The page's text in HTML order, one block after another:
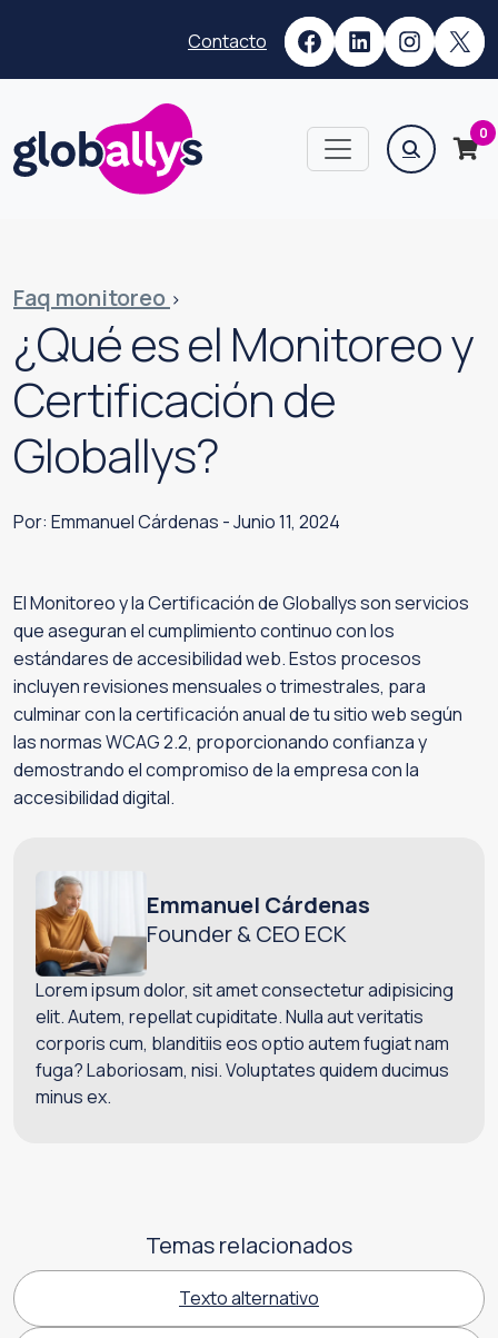
Contacto Facebook
LinkedIn
X
0
Buscar:
Faq monitoreo >
¿Qué es el Monitoreo y
Certificación de
Globallys?
Por: Emmanuel Cárdenas -Junio 11, 2024
El Monitoreo y la Certificación de Globallys son servicios
que aseguran el cumplimiento continuo con los
estándares de accesibilidad web. Estos procesos
incluyen revisiones mensuales o trimestrales, para
culminar con la certificación anual de tu sitio web según
las normas WCAG 2.2, proporcionando confianza y
demostrando el compromiso de la empresa con la
accesibilidad digital.
Emmanuel Cárdenas
Founder & CEO ECK
Lorem ipsum dolor, sit amet consectetur adipisicing
elit. Autem, repellat cupiditate. Nulla aut veritatis
corporis cum, blanditiis eos optio autem fugiat nam
fuga? Laboriosam, nisi. Voluptates quidem ducimus
minus ex.
Temas relacionados
Texto alternativo